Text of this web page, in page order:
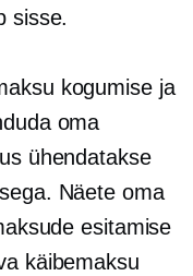
sisse.
kogumise ja
oma
ühendatakse
Näete oma
esitamise
käibemaksu